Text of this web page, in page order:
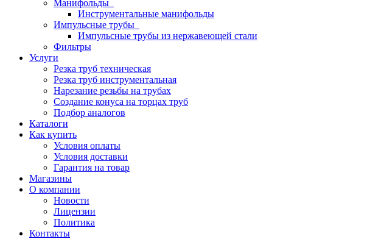
Манифольды
Инструментальные манифольды
Импульсные трубы
Импульсные трубы из нержавеющей стали
Фильтры
Услуги
Резка труб техническая
Резка труб инструментальная
Нарезание резьбы на трубах
Создание конуса на торцах труб
Подбор аналогов
Каталоги
Как купить
Условия оплаты
Условия доставки
Гарантия на товар
Магазины
О компании
Новости
Лицензии
Политика
Контакты